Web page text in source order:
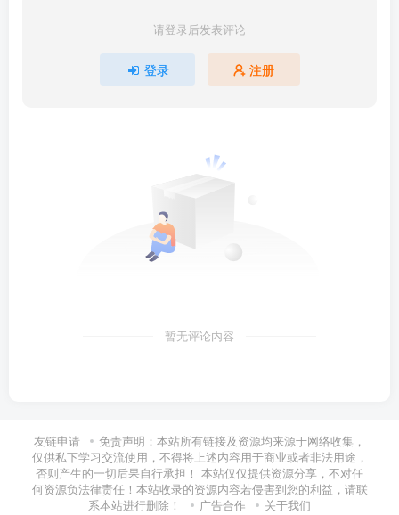
请登录后发表评论
登录 注册
暂无评论内容
友链申请
免责声明：本站所有链接及资源均来源于网络收集，
仅供私下学习交流使用，不得将上述内容用于商业或者非法用途，
否则产生的一切后果自行承担！ 本站仅仅提供资源分享，不对任
何资源负法律责任！本站收录的资源内容若侵害到您的利益，请联
系本站进行删除！
广告合作 关于我们